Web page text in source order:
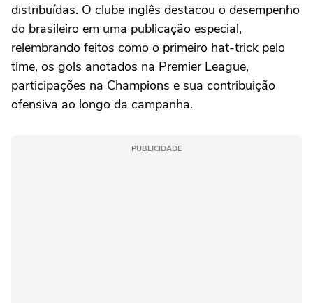
distribuídas. O clube inglês destacou o desempenho
do brasileiro em uma publicação especial,
relembrando feitos como o primeiro hat-trick pelo
time, os gols anotados na Premier League,
participações na Champions e sua contribuição
ofensiva ao longo da campanha.
PUBLICIDADE